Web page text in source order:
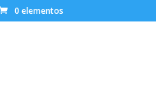
0 elementos